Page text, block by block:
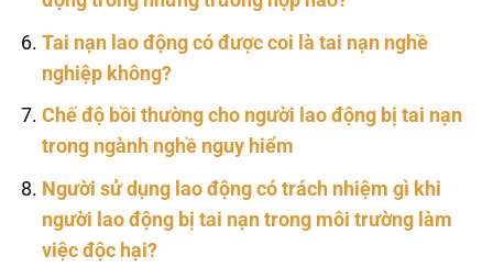
Tai nạn lao động có được coi là tai nạn nghề
nghiệp không?
Chế độ bồi thường cho người lao động bị tai nạn
trong ngành nghề nguy hiểm
Người sử dụng lao động có trách nhiệm gì khi
người lao động bị tai nạn trong môi trường làm
việc độc hại?